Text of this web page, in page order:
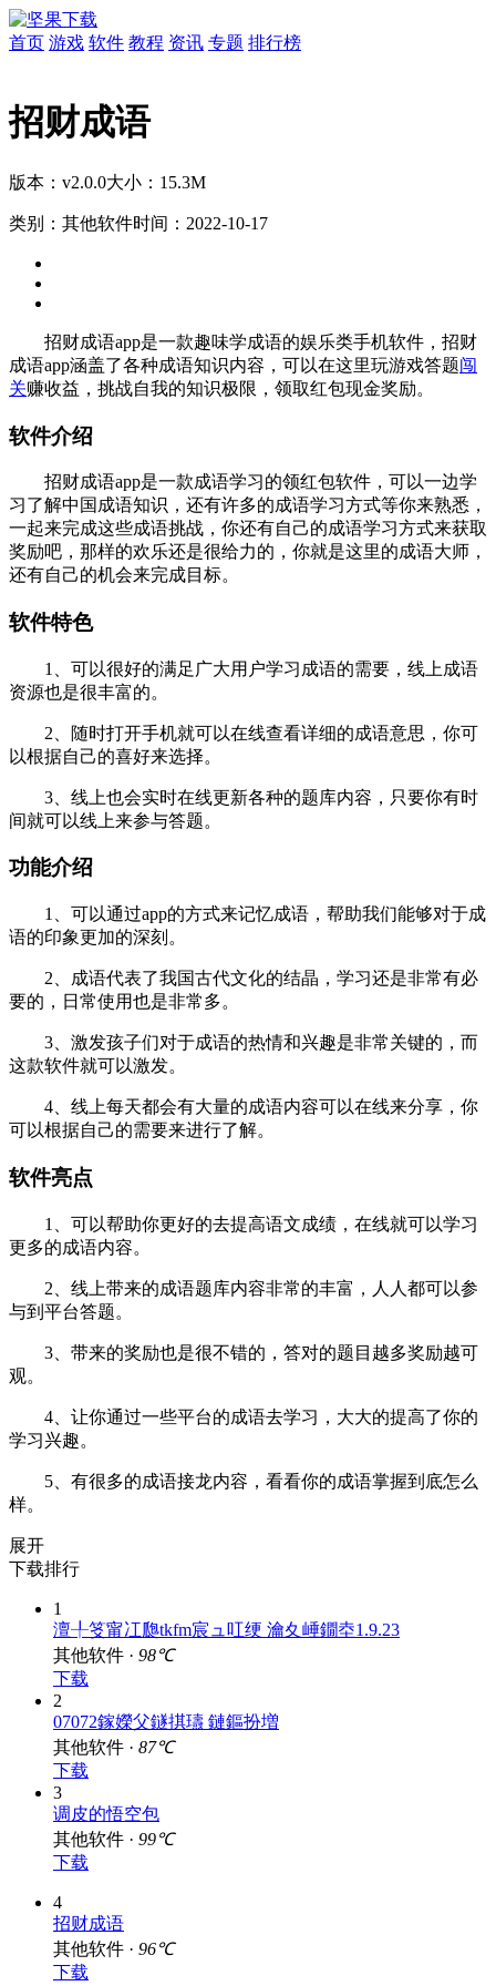
首页 游戏 软件 教程 资讯 专题 排行榜
招财成语
版本：v2.0.0大小：15.3M
类别：其他软件时间：2022-10-17
招财成语app是一款趣味学成语的娱乐类手机软件，招财
成语app涵盖了各种成语知识内容，可以在这里玩游戏答题闯
关赚收益，挑战自我的知识极限，领取红包现金奖励。
软件介绍
招财成语app是一款成语学习的领红包软件，可以一边学
习了解中国成语知识，还有许多的成语学习方式等你来熟悉，
一起来完成这些成语挑战，你还有自己的成语学习方式来获取
奖励吧，那样的欢乐还是很给力的，你就是这里的成语大师，
还有自己的机会来完成目标。
软件特色
1、可以很好的满足广大用户学习成语的需要，线上成语
资源也是很丰富的。
2、随时打开手机就可以在线查看详细的成语意思，你可
以根据自己的喜好来选择。
3、线上也会实时在线更新各种的题库内容，只要你有时
间就可以线上来参与答题。
功能介绍
1、可以通过app的方式来记忆成语，帮助我们能够对于成
语的印象更加的深刻。
2、成语代表了我国古代文化的结晶，学习还是非常有必
要的，日常使用也是非常多。
3、激发孩子们对于成语的热情和兴趣是非常关键的，而
这款软件就可以激发。
4、线上每天都会有大量的成语内容可以在线来分享，你
可以根据自己的需要来进行了解。
软件亮点
1、可以帮助你更好的去提高语文成绩，在线就可以学习
更多的成语内容。
2、线上带来的成语题库内容非常的丰富，人人都可以参
与到平台答题。
3、带来的奖励也是很不错的，答对的题目越多奖励越可
观。
4、让你通过一些平台的成语去学习，大大的提高了你的
学习兴趣。
5、有很多的成语接龙内容，看看你的成语掌握到底怎么
样。
展开
下载排行
1
澶╀笅甯冮瓟tkfm宸ュ叿绠 瀹夊崜鐗坴1.9.23
其他软件 · 98℃
下载
2
07072鎵嬫父鐩掑瓙 鏈鏂扮増
其他软件 · 87℃
下载
3
调皮的悟空包
其他软件 · 99℃
下载
4
招财成语
其他软件 · 96℃
下载